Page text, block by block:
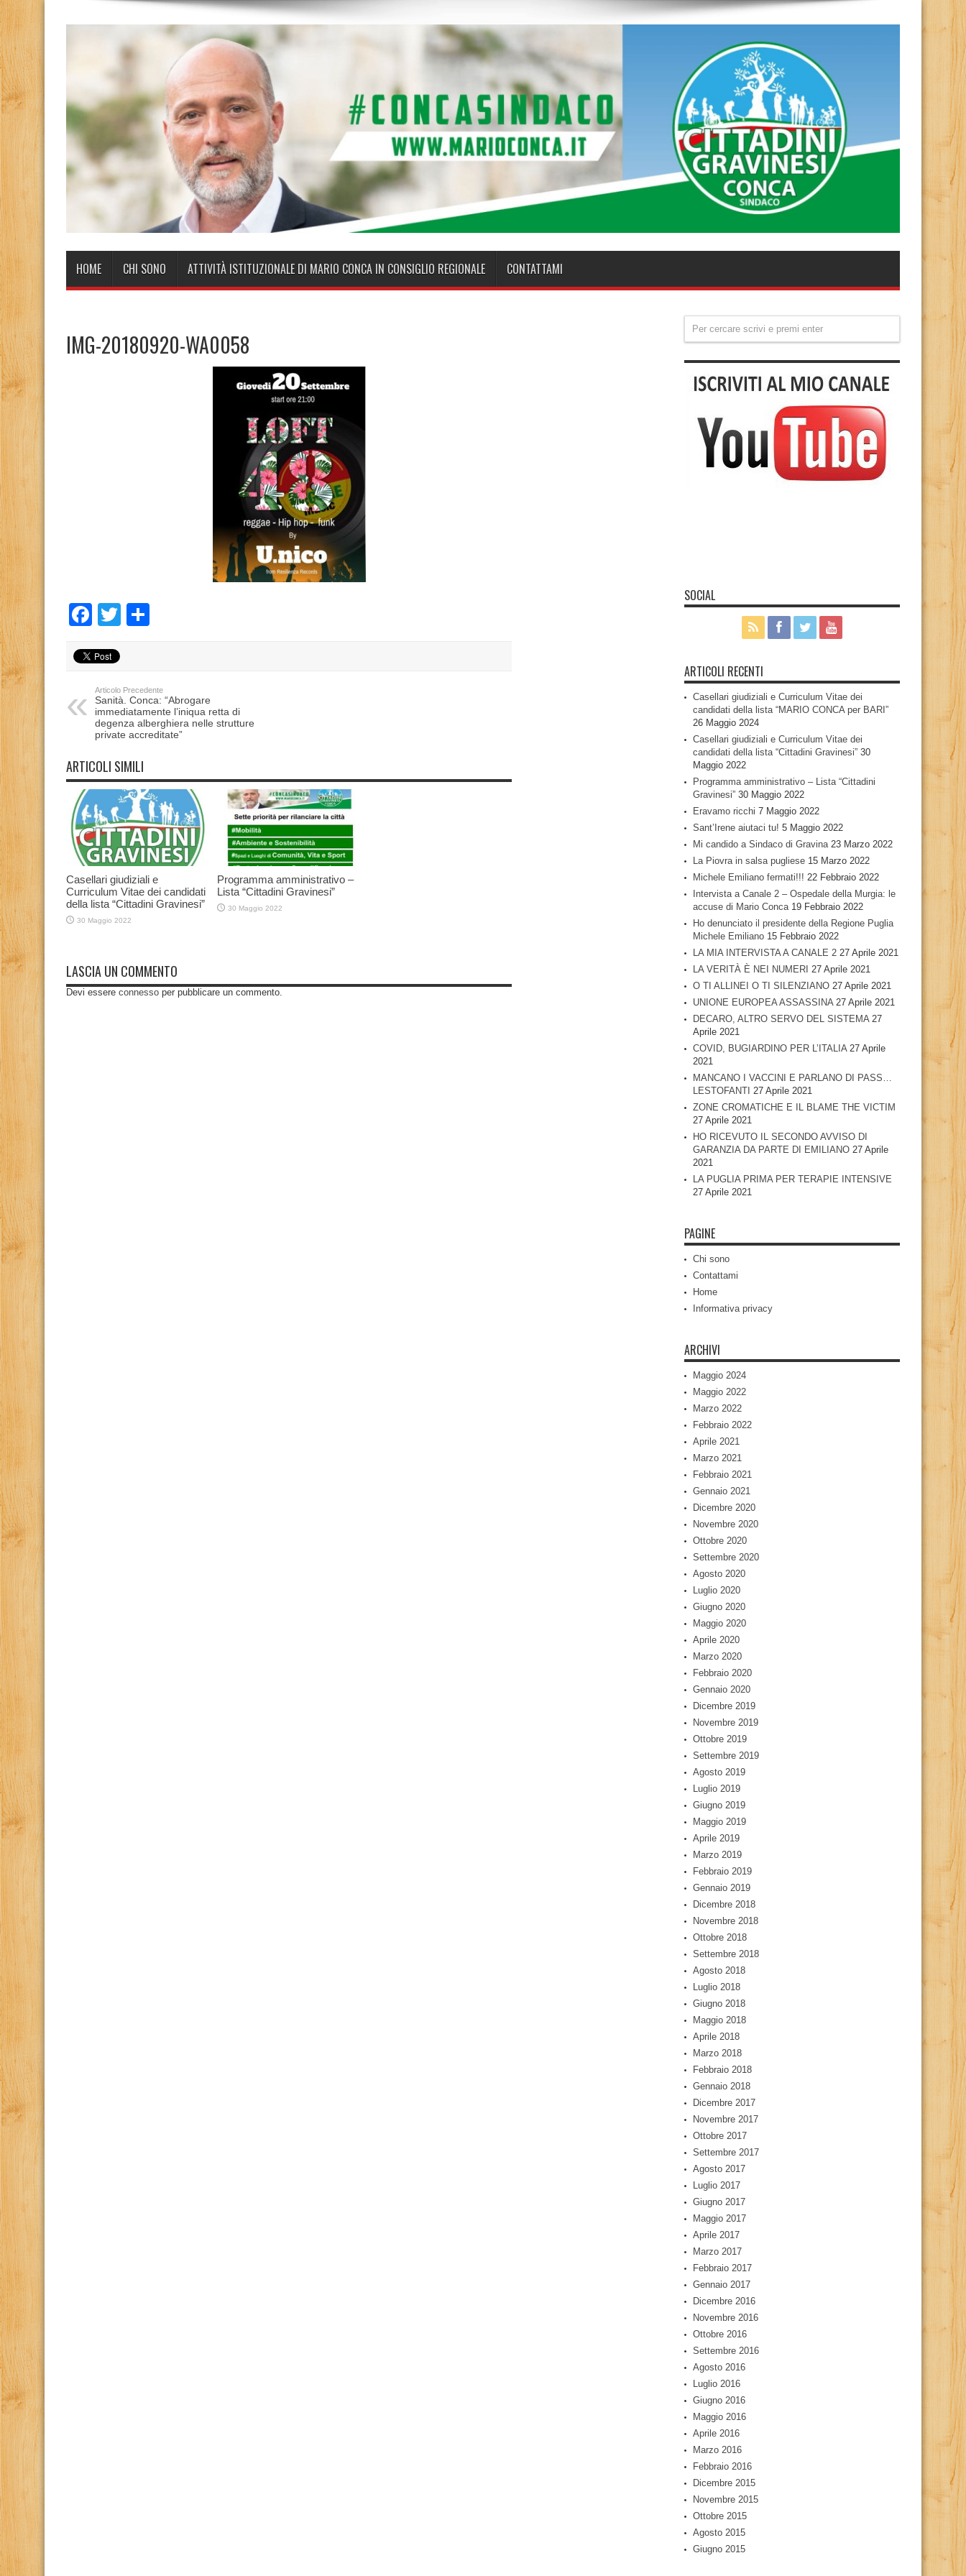
HOME CHI SONO ATTIVITÀ ISTITUZIONALE DI MARIO CONCA IN CONSIGLIO REGIONALE CONTATTAMI
IMG-20180920-WA0058
Facebook
Twitter
Articolo Precedente
Sanità. Conca: “Abrogare
immediatamente l’iniqua retta di
degenza alberghiera nelle strutture
private accreditate”
ARTICOLI SIMILI
Casellari giudiziali e
Curriculum Vitae dei candidati
della lista “Cittadini Gravinesi”
30 Maggio 2022
Programma amministrativo –
Lista “Cittadini Gravinesi”
30 Maggio 2022
LASCIA UN COMMENTO
Devi essere connesso per pubblicare un commento.
SOCIAL
ARTICOLI RECENTI
Casellari giudiziali e Curriculum Vitae dei
candidati della lista “MARIO CONCA per BARI”
26 Maggio 2024
Casellari giudiziali e Curriculum Vitae dei
candidati della lista “Cittadini Gravinesi” 30
Maggio 2022
Programma amministrativo – Lista “Cittadini
Gravinesi” 30 Maggio 2022
Eravamo ricchi 7 Maggio 2022
Sant’Irene aiutaci tu! 5 Maggio 2022
Mi candido a Sindaco di Gravina 23 Marzo 2022
La Piovra in salsa pugliese 15 Marzo 2022
Michele Emiliano fermati!!! 22 Febbraio 2022
Intervista a Canale 2 – Ospedale della Murgia: le
accuse di Mario Conca 19 Febbraio 2022
Ho denunciato il presidente della Regione Puglia
Michele Emiliano 15 Febbraio 2022
LA MIA INTERVISTA A CANALE 2 27 Aprile 2021
LA VERITÀ È NEI NUMERI 27 Aprile 2021
O TI ALLINEI O TI SILENZIANO 27 Aprile 2021
UNIONE EUROPEA ASSASSINA 27 Aprile 2021
DECARO, ALTRO SERVO DEL SISTEMA 27
Aprile 2021
COVID, BUGIARDINO PER L’ITALIA 27 Aprile
2021
MANCANO I VACCINI E PARLANO DI PASS…
LESTOFANTI 27 Aprile 2021
ZONE CROMATICHE E IL BLAME THE VICTIM
27 Aprile 2021
HO RICEVUTO IL SECONDO AVVISO DI
GARANZIA DA PARTE DI EMILIANO 27 Aprile
2021
LA PUGLIA PRIMA PER TERAPIE INTENSIVE
27 Aprile 2021
PAGINE
Chi sono
Contattami
Home
Informativa privacy
ARCHIVI
Maggio 2024
Maggio 2022
Marzo 2022
Febbraio 2022
Aprile 2021
Marzo 2021
Febbraio 2021
Gennaio 2021
Dicembre 2020
Novembre 2020
Ottobre 2020
Settembre 2020
Agosto 2020
Luglio 2020
Giugno 2020
Maggio 2020
Aprile 2020
Marzo 2020
Febbraio 2020
Gennaio 2020
Dicembre 2019
Novembre 2019
Ottobre 2019
Settembre 2019
Agosto 2019
Luglio 2019
Giugno 2019
Maggio 2019
Aprile 2019
Marzo 2019
Febbraio 2019
Gennaio 2019
Dicembre 2018
Novembre 2018
Ottobre 2018
Settembre 2018
Agosto 2018
Luglio 2018
Giugno 2018
Maggio 2018
Aprile 2018
Marzo 2018
Febbraio 2018
Gennaio 2018
Dicembre 2017
Novembre 2017
Ottobre 2017
Settembre 2017
Agosto 2017
Luglio 2017
Giugno 2017
Maggio 2017
Aprile 2017
Marzo 2017
Febbraio 2017
Gennaio 2017
Dicembre 2016
Novembre 2016
Ottobre 2016
Settembre 2016
Agosto 2016
Luglio 2016
Giugno 2016
Maggio 2016
Aprile 2016
Marzo 2016
Febbraio 2016
Dicembre 2015
Novembre 2015
Ottobre 2015
Agosto 2015
Giugno 2015